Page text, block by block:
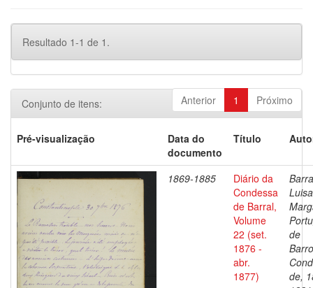
Resultado 1-1 de 1.
Anterior 1 Próximo
Conjunto de itens:
Pré-visualização
Data do
documento
Título
1869-1885
Diário da
Condessa
de Barral,
Volume
22 (set.
1876 -
abr.
1877)
Luisa
de
de,